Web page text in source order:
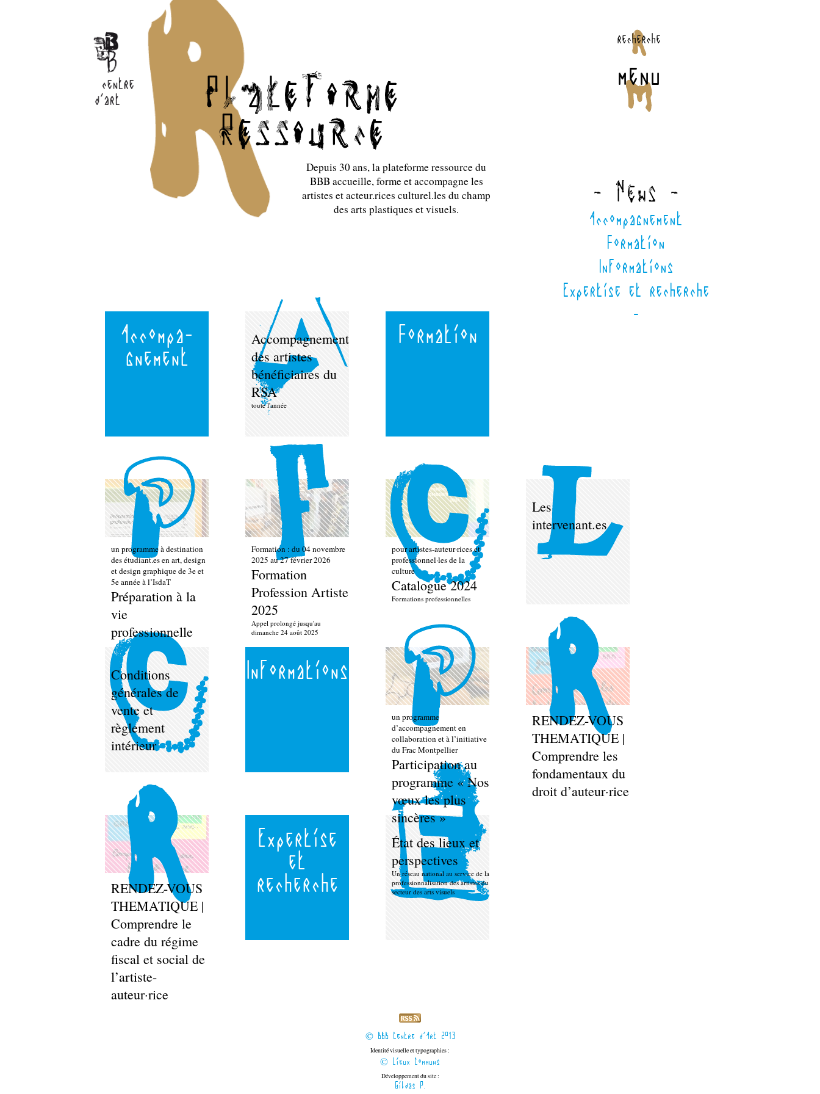
recherche
menu
- News -
Accompagnement
Formation
Informations
Expertise et recherche
-
Depuis 30 ans, la plateforme ressource du
BBB accueille, forme et accompagne les
artistes et acteur.rices culturel.les du champ
des arts plastiques et visuels.
Accompa-
gnement
Accompagnement
des artistes
bénéficiaires du
RSA
toute l'année
Formation
un programme à destination
des étudiant.es en art, design
et design graphique de 3e et
5e année à l’IsdaT
Préparation à la
vie
professionnelle
Formation : du 04 novembre
2025 au 27 février 2026
Formation
Profession Artiste
2025
Appel prolongé jusqu'au
dimanche 24 août 2025
pour artistes-auteur·rices et
professionnel·les de la
culture
Catalogue 2024
Formations professionnelles
Les
intervenant.es
Conditions
générales de
vente et
règlement
intérieur
Informations
un programme
d’accompagnement en
collaboration et à l’initiative
du Frac Montpellier
Participation au
programme « Nos
vœux les plus
sincères »
RENDEZ-VOUS
THEMATIQUE |
Comprendre les
fondamentaux du
droit d’auteur·rice
RENDEZ-VOUS
THEMATIQUE |
Comprendre le
cadre du régime
fiscal et social de
l’artiste-
auteur·rice
Expertise
et
recherche
État des lieux et
perspectives
Un réseau national au service de la
professionnalisation des artistes du
secteur des arts visuels
© BBB Centre d'Art 2013
Identité visuelle et typographies :
© Lieux Communs
Développement du site :
Gildas P.